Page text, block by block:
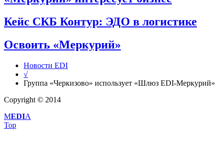
Кейс СКБ Контур: ЭДО в логистике
Освоить «Меркурий»
Новости EDI
√
Группа «Черкизово» использует «Шлюз EDI-Меркурий»
Copyright © 2014
MEDIA
Top